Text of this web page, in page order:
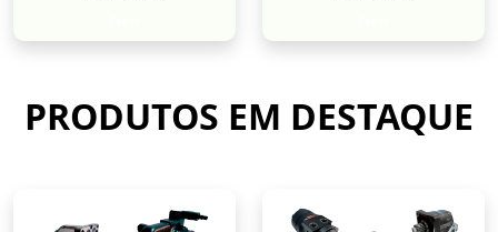
PRODUTOS EM DESTAQUE